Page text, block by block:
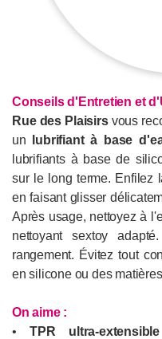
Conseils d'Entretien et
Rue des Plaisirsvous
un
lubrifiant à base
lubrifiants à base de
sur le long terme. Enfilez
en faisant glisser
Après usage, nettoyez à
nettoyant sextoy
rangement. Évitez tout
en silicone ou des
On aime :
•TPR ultra-extensible